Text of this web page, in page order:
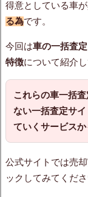
得意としている車が
る為です。
今回は車の一括査
特徴について紹介し
これらの車一括
ない一括査定サ
ていくサービスか
公式サイトでは売
ックしてみてくださ